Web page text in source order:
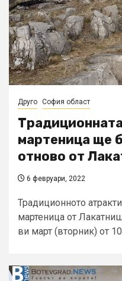
Друго София област
мартеница ще
отново от
6 февруари, 2022
Традиционното
мартеница от
ви март (вторник) от